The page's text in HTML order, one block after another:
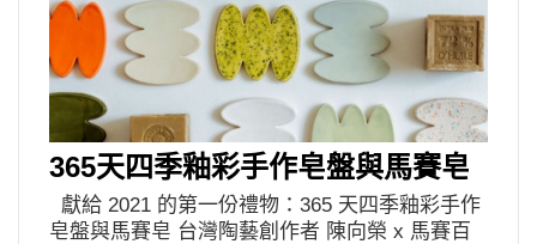
365天四季釉彩手作皂盤與馬賽皂
獻給 2021 的第一份禮物：365 天四季釉彩手作
皂盤與馬賽皂 台灣陶藝創作者 陳向榮 x 馬賽百